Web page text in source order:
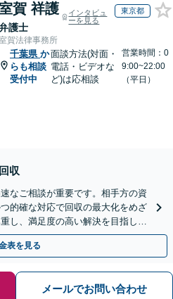
室賀 祥護
護士
インタビュ
ーを見る
東京都
賀法律事務所
千葉県 か
らも相談
受付中
面談方法(対面・
電話・ビデオな
ど)は応相談
営業時間：0
9:00~22:00
（平日）
収
なご相談が重要です。相手方の資
的確な対応で回収の最大化をめざ
し、満足度の高い解決を目指しま
表を見る
メールでお問い合わせ